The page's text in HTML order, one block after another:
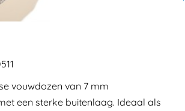
vouwdozen van 7 mm
een sterke buitenlaag. Ideaal als